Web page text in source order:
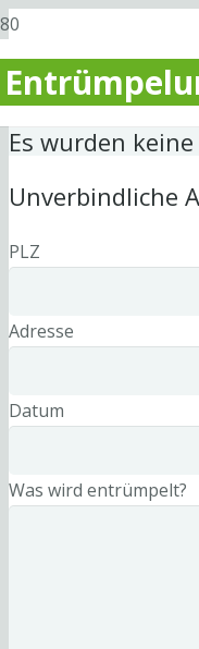
Es wurden
Unverbindliche
PLZ
Adresse
Datum
Was wird entrümpelt?